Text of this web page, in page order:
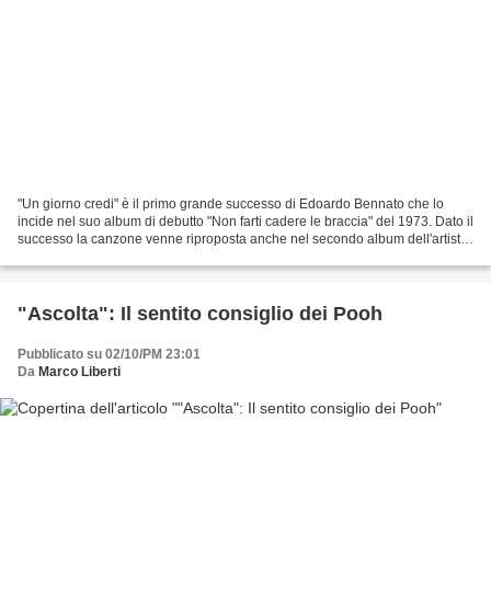
"Un giorno credi" è il primo grande successo di Edoardo Bennato che lo
incide nel suo album di debutto "Non farti cadere le braccia" del 1973. Dato il
successo la canzone venne riproposta anche nel secondo album dell'artista
"Ascolta": Il sentito consiglio dei Pooh
Pubblicato su 02/10/PM 23:01
Da Marco Liberti